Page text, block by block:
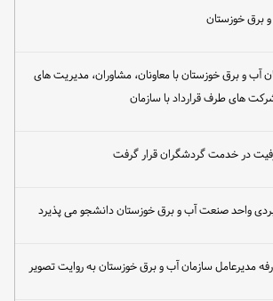
و برق خوزستان با معاونان، مشاوران، مدیریت های
های طرف قرارداد با سازمان
در خدمت گردشگران قرار گرفت
واحد صنعت آب و برق خوزستان دانشجو می پذیرد
مدیرعامل سازمان آب و برق خوزستان به روایت تصویر